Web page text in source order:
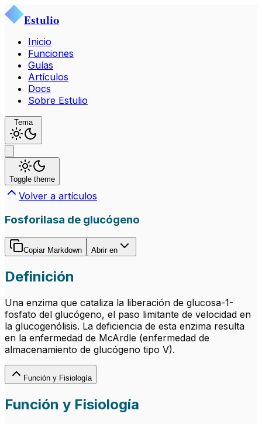
Estulio
Inicio
Funciones
Guías
Artículos
Docs
Sobre Estulio
Tema
Toggle theme
Volver a artículos
Fosforilasa de glucógeno
Copiar Markdown Abrir en
Definición
Una enzima que cataliza la liberación de glucosa-1-
fosfato del glucógeno, el paso limitante de velocidad en
la glucogenólisis. La deficiencia de esta enzima resulta
en la enfermedad de McArdle (enfermedad de
almacenamiento de glucógeno tipo V).
Función y Fisiología
Función y Fisiología